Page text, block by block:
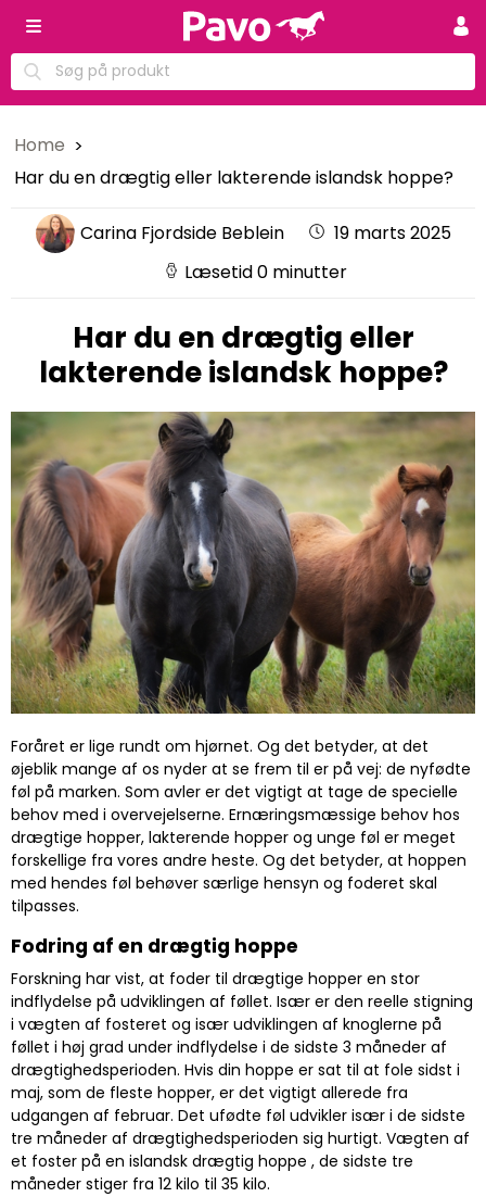
Home
Har du en drægtig eller lakterende islandsk hoppe?
Carina Fjordside Beblein
19 marts 2025
Læsetid 0 minutter
Har du en drægtig eller
lakterende islandsk hoppe?
Foråret er lige rundt om hjørnet. Og det betyder, at det
øjeblik mange af os nyder at se frem til er på vej: de nyfødte
føl på marken. Som avler er det vigtigt at tage de specielle
behov med i overvejelserne. Ernæringsmæssige behov hos
drægtige hopper, lakterende hopper og unge føl er meget
forskellige fra vores andre heste. Og det betyder, at hoppen
med hendes føl behøver særlige hensyn og foderet skal
tilpasses.
Fodring af en drægtig hoppe
Forskning har vist, at foder til drægtige hopper en stor
indflydelse på udviklingen af føllet. Især er den reelle stigning
i vægten af fosteret og især udviklingen af knoglerne på
føllet i høj grad under indflydelse i de sidste 3 måneder af
drægtighedsperioden. Hvis din hoppe er sat til at fole sidst i
maj, som de fleste hopper, er det vigtigt allerede fra
udgangen af februar. Det ufødte føl udvikler især i de sidste
tre måneder af drægtighedsperioden sig hurtigt. Vægten af
et foster på en islandsk drægtig hoppe , de sidste tre
måneder stiger fra 12 kilo til 35 kilo.